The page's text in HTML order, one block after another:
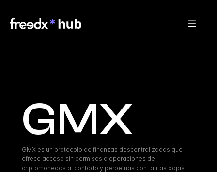
GMX
GMX es un protocolo de finanzas descentralizadas que
ofrece acceso sin permisos a operaciones de
criptomonedas al contado y perpetuas con tarifas bajas.